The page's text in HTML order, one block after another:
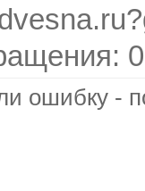
ошибку -